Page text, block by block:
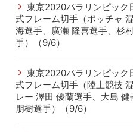
東京2020パラリンピッ
式フレーム切手（ボッチャ
海選手、廣瀬 隆喜選手、杉
手）（9/6）
東京2020パラリンピッ
式フレーム切手（陸上競技
レー 澤田 優蘭選手、大島
朋樹選手）（9/6）